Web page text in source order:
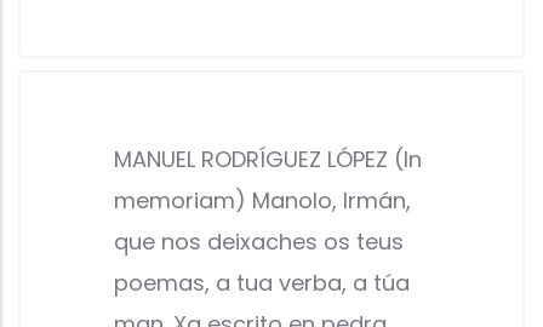
MANUEL RODRÍGUEZ LÓPEZ (In
memoriam) Manolo, Irmán,
que nos deixaches os teus
poemas, a tua verba, a túa